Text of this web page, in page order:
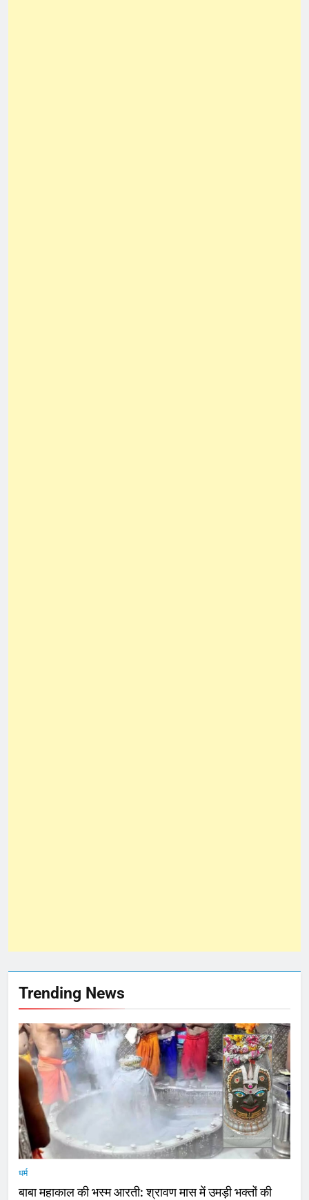
Trending News
धर्म
बाबा महाकाल की भस्म आरती: श्रावण मास में उमड़ी भक्तों की